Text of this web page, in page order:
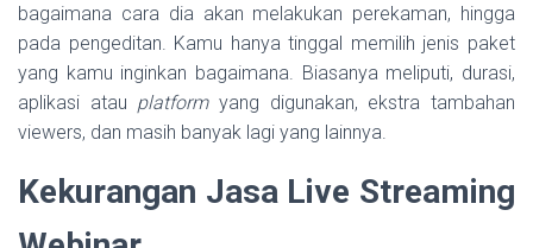
bagaimana cara dia akan melakukan perekaman, hingga
pada pengeditan. Kamu hanya tinggal memilih jenis paket
yang kamu inginkan bagaimana. Biasanya meliputi, durasi,
aplikasi atau platformyang digunakan, ekstra tambahan
viewers, dan masih banyak lagi yang lainnya.
Kekurangan Jasa Live Streaming